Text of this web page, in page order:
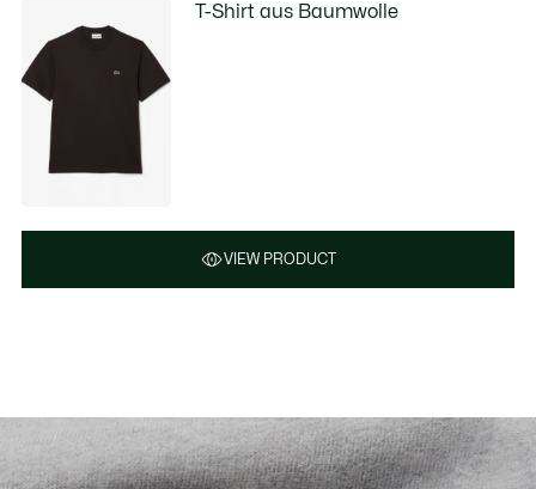
T-Shirt aus Baumwolle
VIEW PRODUCT